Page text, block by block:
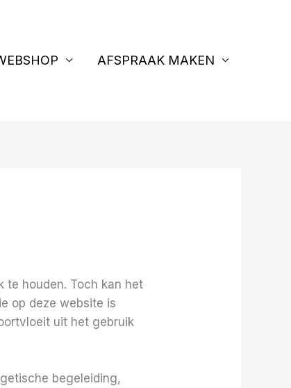
AFSPRAAK MAKEN
te houden. Toch kan het
op deze website is
uit het gebruik
begeleiding,